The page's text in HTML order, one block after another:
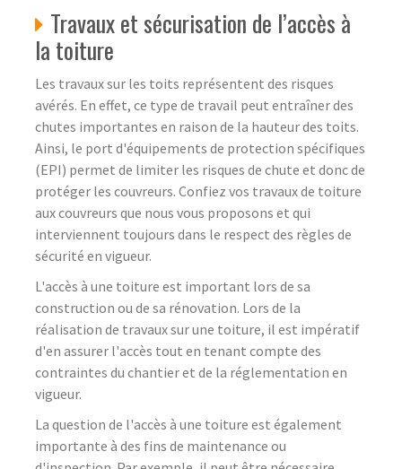
Travaux et sécurisation de l’accès à
la toiture
Les travaux sur les toits représentent des risques
avérés. En effet, ce type de travail peut entraîner des
chutes importantes en raison de la hauteur des toits.
Ainsi, le port d'équipements de protection spécifiques
(EPI) permet de limiter les risques de chute et donc de
protéger les couvreurs. Confiez vos travaux de toiture
aux couvreurs que nous vous proposons et qui
interviennent toujours dans le respect des règles de
sécurité en vigueur.
L'accès à une toiture est important lors de sa
construction ou de sa rénovation. Lors de la
réalisation de travaux sur une toiture, il est impératif
d'en assurer l'accès tout en tenant compte des
contraintes du chantier et de la réglementation en
vigueur.
La question de l'accès à une toiture est également
importante à des fins de maintenance ou